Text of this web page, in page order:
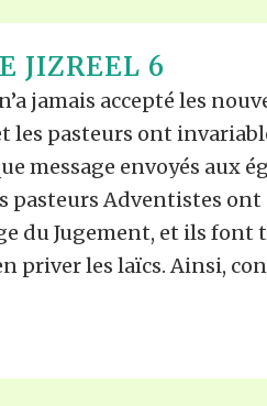
JIZREEL 6
jamais accepté les
les pasteurs ont
message envoyés aux
pasteurs Adventistes ont
du Jugement, et ils font
priver les laïcs. Ainsi,